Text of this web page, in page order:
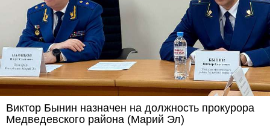
Виктор Бынин назначен на должность прокурора
Медведевского района (Марий Эл)